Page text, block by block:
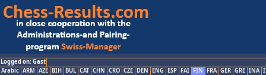
Logged on: Gast
Arabic ARM AZE BIH BUL CAT CHN CRO CZE DEN ENG ESP FAI FIN FRA GER GRE INA